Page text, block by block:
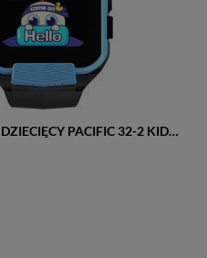
SMARTWATCH DZIECIĘCY PACIFIC 32-2 KIDS - CZARNO NIEBIESKI (sy028b)